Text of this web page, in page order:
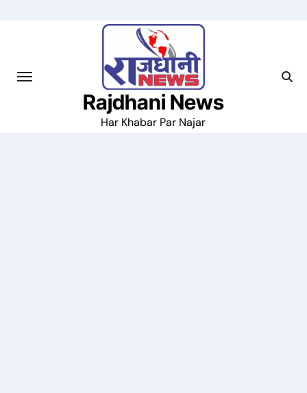
Rajdhani News
Har Khabar Par Najar